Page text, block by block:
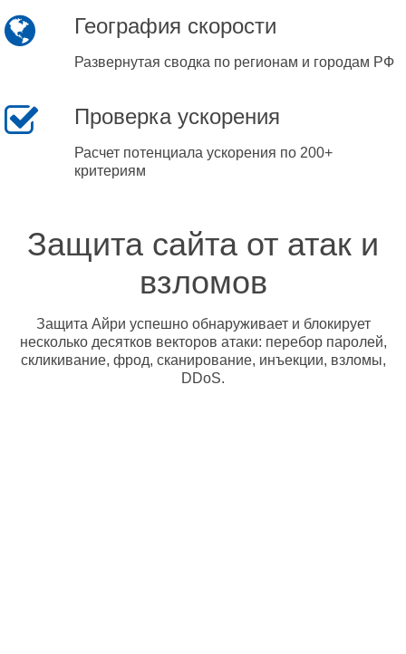
География скорости
Развернутая сводка по регионам и городам РФ
Проверка ускорения
Расчет потенциала ускорения по 200+
критериям
Защита сайта от атак и
взломов
Защита Айри успешно обнаруживает и блокирует
несколько десятков векторов атаки: перебор паролей,
скликивание, фрод, сканирование, инъекции, взломы,
DDoS.